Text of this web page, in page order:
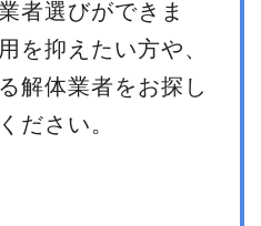
者選びができま
を抑えたい方や、
解体業者をお探し
ださい。